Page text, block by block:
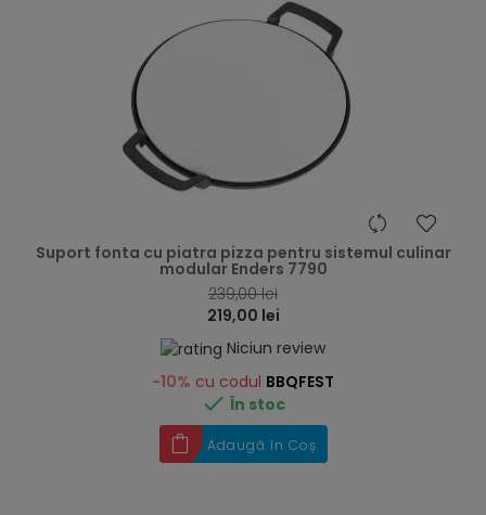
Suport fonta cu piatra pizza pentru sistemul culinar
modular Enders 7790
239,00 lei
219,00 lei
Niciun review
-10% cu codul BBQFEST
 În stoc
Adaugă în Coș